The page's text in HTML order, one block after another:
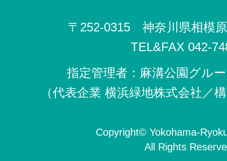
〒252-0315 神奈川県相模
TEL&FAX 042-
指定管理者：麻溝公園グル
（代表企業 横浜緑地株式会社／
Copyright© Yokohama-
All Rights